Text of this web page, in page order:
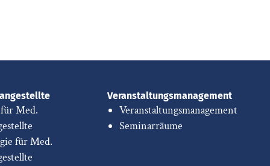
Med.
für Med.
Veranstaltungsmanagement
Veranstaltungsmanagement
Seminarräume